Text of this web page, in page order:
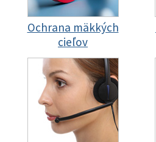
Ochrana mäkkých
cieľov